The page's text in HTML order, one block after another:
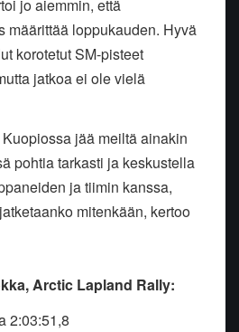
jo aiemmin, että
määrittää loppukauden. Hyvä
korotetut SM-pisteet
jatkoa ei ole vielä
jää meiltä ainakin
pohtia tarkasti ja keskustella
ja tiimin kanssa,
mitenkään, kertoo
Arctic Lapland Rally:
2:03:51,8